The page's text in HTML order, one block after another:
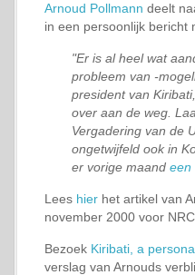
Arnoud Pollmann deelt
in een persoonlijk bericht
"Er is al heel wat
probleem van -
president van Kiribati,
over aan de weg.
Vergadering van de
ongetwijfeld ook in
er vorige maand een
Lees hier het artikel van
november 2000 voor
Bezoek Kiribati, a
verslag van Arnouds